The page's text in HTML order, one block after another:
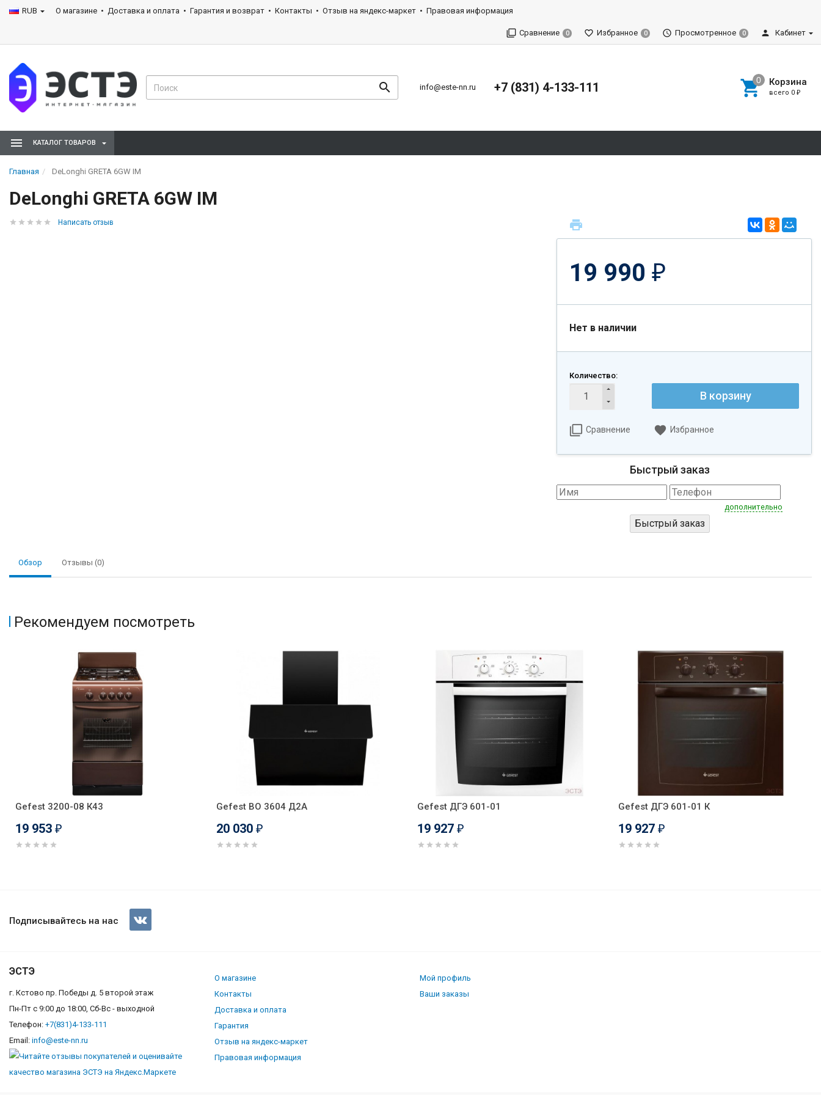
RUB О магазине Доставка и оплата Гарантия и возврат Контакты Отзыв на яндекс-маркет Правовая информация
Сравнение 0 Избранное 0 Просмотренное 0 Кабинет
info@este-nn.ru +7 (831) 4-133-111 Корзина
всего 0 ₽
КАТАЛОГ ТОВАРОВ
Главная DeLonghi GRETA 6GW IM
DeLonghi GRETA 6GW IM
Написать отзыв
19 990 ₽
Нет в наличии
Количество:
В корзину
Сравнение Избранное
Быстрый заказ
дополнительно
Обзор Отзывы (0)
Рекомендуем посмотреть
Gefest 3200-08 К43
19 953 ₽
Gefest ВО 3604 Д2А
20 030 ₽
Gefest ДГЭ 601-01
19 927 ₽
Gefest ДГЭ 601-01 К
19 927 ₽
DeLonghi GRETA 6GW IM
Подписывайтесь на нас
ЭСТЭ
г. Кстово пр. Победы д. 5 второй этаж
Пн-Пт с 9:00 до 18:00, Сб-Вс - выходной
Телефон: +7(831)4-133-111
Email: info@este-nn.ru
О магазине
Контакты
Доставка и оплата
Гарантия
Отзыв на яндекс-маркет
Правовая информация
Мой профиль
Ваши заказы